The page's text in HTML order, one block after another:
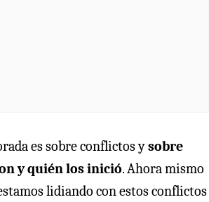
es sobre conflictos ysobre
y quién los inició. Ahora mismo
lidiando con estos conflictos